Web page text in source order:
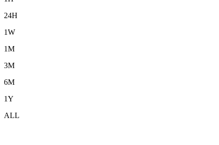
24H
1W
1M
3M
6M
1Y
ALL